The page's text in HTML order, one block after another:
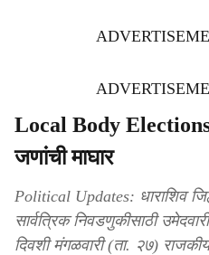
Local Body
जणांची माघार
Political Updates: धाराशिव
सार्वत्रिक निवडणुकीसाठी
दिवशी मंगळवारी (ता. २७)